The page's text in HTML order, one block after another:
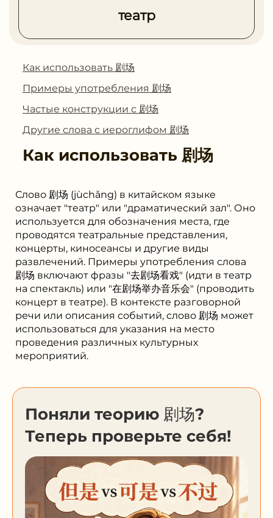
театр
Как использовать 剧场
Примеры употребления 剧场
Частые конструкции с 剧场
Другие слова с иероглифом 剧场
Как использовать 剧场
Слово 剧场 (jùchǎng) в китайском языке
означает "театр" или "драматический зал". Оно
используется для обозначения места, где
проводятся театральные представления,
концерты, киносеансы и другие виды
развлечений. Примеры употребления слова
剧场 включают фразы "去剧场看戏" (идти в театр
на спектакль) или "在剧场举办音乐会" (проводить
концерт в театре). В контексте разговорной
речи или описания событий, слово 剧场 может
использоваться для указания на место
проведения различных культурных
мероприятий.
Поняли теорию 剧场?
Теперь проверьте себя!